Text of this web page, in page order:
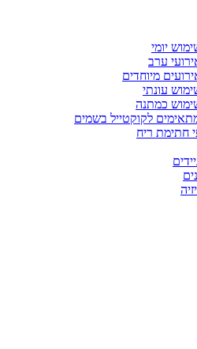
יומי
ערב
מיוחדים
עונתי
כמתנה
לקוקטייל בשמים
חתימת ריח